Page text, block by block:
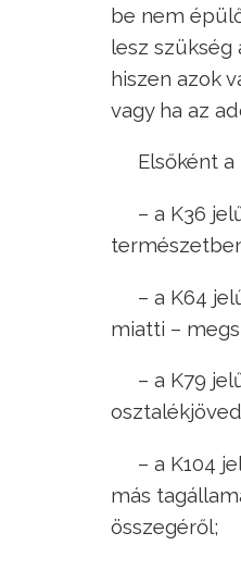
be nem
lesz
hiszen azok
vagy ha az
Elsőként
– a K36
– a K64
miatti –
– a K79
– a K104
más
összegéről;